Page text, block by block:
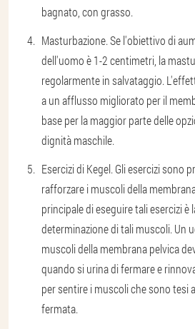
bagnato, con grasso.
Masturbazione. Se l'obiettivo di
dell'uomo è 1-2 centimetri, la
regolarmente in salvataggio.
a un afflusso migliorato per il
base per la maggior parte delle
dignità maschile.
Esercizi di Kegel. Gli esercizi sono
rafforzare i muscoli della
principale di eseguire tali esercizi è
determinazione di tali muscoli. Un
muscoli della membrana pelvica
quando si urina di fermare e
per sentire i muscoli che sono tesi
fermata.